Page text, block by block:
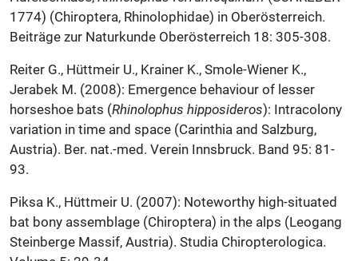
1774) (Chiroptera, Rhinolophidae) in Oberösterreich.
Beiträge zur Naturkunde Oberösterreich 18: 305-308.
Reiter G., Hüttmeir U., Krainer K., Smole-Wiener K.,
Jerabek M. (2008): Emergence behaviour of lesser
horseshoe bats (Rhinolophus hipposideros): Intracolony
variation in time and space (Carinthia and Salzburg,
Austria). Ber. nat.-med. Verein Innsbruck. Band 95: 81-
93.
Piksa K., Hüttmeir U. (2007): Noteworthy high-situated
bat bony assemblage (Chiroptera) in the alps (Leogang
Steinberge Massif, Austria). Studia Chiropterologica.